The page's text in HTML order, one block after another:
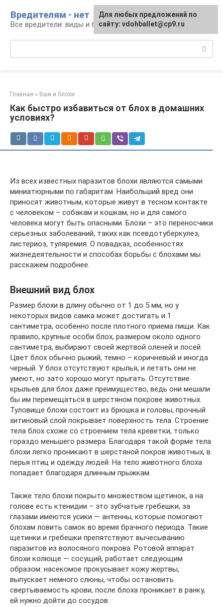
контенту
Вредителям - нет
Все вредители: виды и борьба
Главная » Вши и блохи
Как быстро избавиться от блох в домашних
условиях?
Из всех известных паразитов блохи являются самыми
миниатюрными по габаритам. Наибольший вред они
приносят животным, которые живут в тесном контакте
с человеком – собакам и кошкам, но и для самого
человека могут быть опасными. Блохи – это переносчики
серьезных заболеваний, таких как псевдотуберкулез,
листериоз, туляремия. О повадках, особенностях
жизнедеятельности и способах борьбы с блохами мы
расскажем подробнее.
Внешний вид блох
Размер блохи в длину обычно от 1 до 5 мм, но у
некоторых видов самка может достигать и 1
сантиметра, особенно после плотного приема пищи. Как
правило, крупные особи блох, размером около одного
сантиметра, выбирают своей жертвой оленей и лосей.
Цвет блох обычно рыжий, темно – коричневый и иногда
черный. У блох отсутствуют крылья, и летать они не
умеют, но зато хорошо могут прыгать. Отсутствие
крыльев для блох даже преимущество, ведь они мешали
бы им перемещаться в шерстяном покрове животных.
Туловище блохи состоит из брюшка и головы, прочный
хитиновый слой покрывает поверхность тела. Строение
тела блох схоже со строением тела креветки, только
гораздо меньшего размера. Благодаря такой форме тела
блохи легко проникают в шерстяной покров животных, в
перья птиц и одежду людей. На тело животного блоха
попадает благодаря длинным прыжкам.
Также тело блохи покрыто множеством щетинок, а на
голове есть ктенидии – это зубчатые гребешки, за
глазами имеются усики — антенны, которые помогают
блохам ловить самок во время брачного периода. Такие
щетинки и гребешки препятствуют вычесыванию
паразитов из волосяного покрова. Ротовой аппарат
блохи колюще — сосущий, работает следующим
образом: насекомое прокусывает кожу жертвы,
выпускает немного слюны, чтобы остановить
свертываемость крови, после блоха проникает в ранку,
ей нужно дойти до сосудов.
Для любых предложений по
сайту: vdohballet@cp9.ru